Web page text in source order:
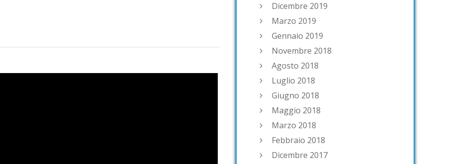
Dicembre 2019
Marzo 2019
Gennaio 2019
Novembre 2018
Agosto 2018
Luglio 2018
Giugno 2018
Maggio 2018
Marzo 2018
Febbraio 2018
Dicembre 2017